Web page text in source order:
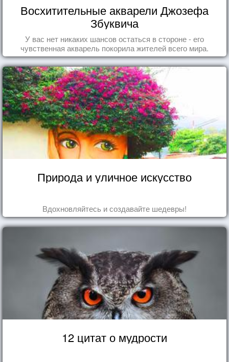
Восхитительные акварели Джозефа
Збуквича
У вас нет никаких шансов остаться в стороне - его
чувственная акварель покорила жителей всего мира.
Природа и уличное искусство
Вдохновляйтесь и создавайте шедевры!
12 цитат о мудрости